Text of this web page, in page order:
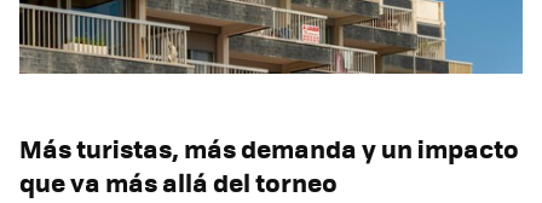
Más turistas, más demanda y un impacto
que va más allá del torneo